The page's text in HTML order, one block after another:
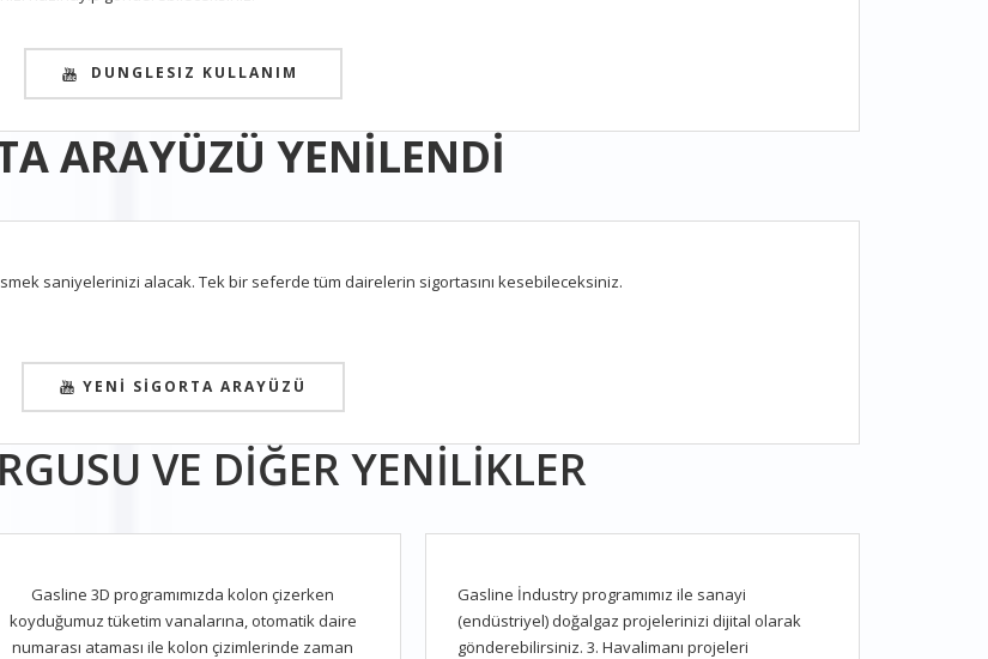
DUNGLESIZ KULLANIM
ARAYÜZÜ YENİLENDİ
saniyelerinizi alacak. Tek bir seferde tüm dairelerin sigortasını kesebileceksiniz.
YENİ SİGORTA ARAYÜZÜ
VE DİĞER YENİLİKLER
Gasline 3D programımızda kolon çizerken
koyduğumuz tüketim vanalarına, otomatik daire
numarası ataması ile kolon çizimlerinde zaman
Gasline İndustry programımız ile sanayi
(endüstriyel) doğalgaz projelerinizi dijital olarak
gönderebilirsiniz. 3. Havalimanı projeleri